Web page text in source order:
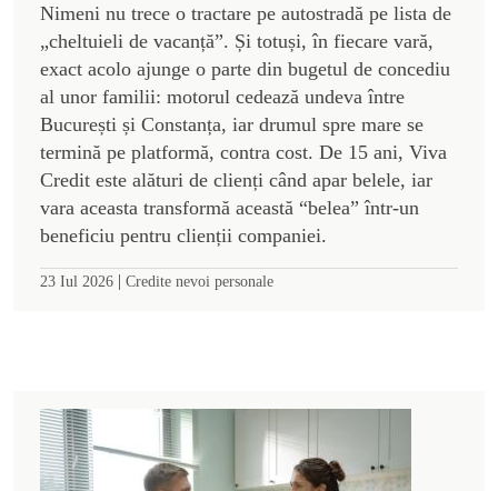
Nimeni nu trece o tractare pe autostradă pe lista de
„cheltuieli de vacanță”. Și totuși, în fiecare vară,
exact acolo ajunge o parte din bugetul de concediu
al unor familii: motorul cedează undeva între
București și Constanța, iar drumul spre mare se
termină pe platformă, contra cost. De 15 ani, Viva
Credit este alături de clienți când apar belele, iar
vara aceasta transformă această “belea” într-un
beneficiu pentru clienții companiei.
23 Iul 2026 | Credite nevoi personale